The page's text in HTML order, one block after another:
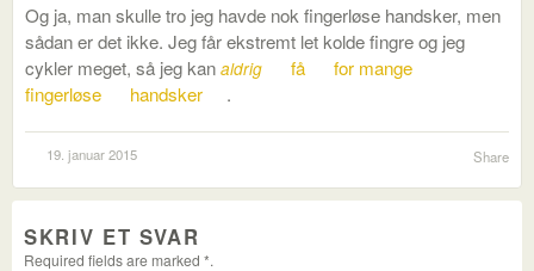
Og ja, man skulle tro jeg havde nok fingerløse handsker, men
sådan er det ikke. Jeg får ekstremt let kolde fingre og jeg
cykler meget, så jeg kan aldrig få
for mange
fingerløse
handsker .
Share
19. januar 2015
SKRIV ET SVAR
Required fields are marked *.